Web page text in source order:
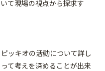
て現場の視点から探求す
ッキオの活動について詳し
て考えを深めることが出来